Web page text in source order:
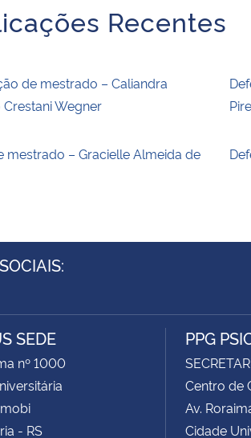
Recentes
de mestrado – Caliandra
Wegner
mestrado – Gracielle Almeida de
SEDE
nº 1000
- RS
PPG
Centro de
Av.
Cidade